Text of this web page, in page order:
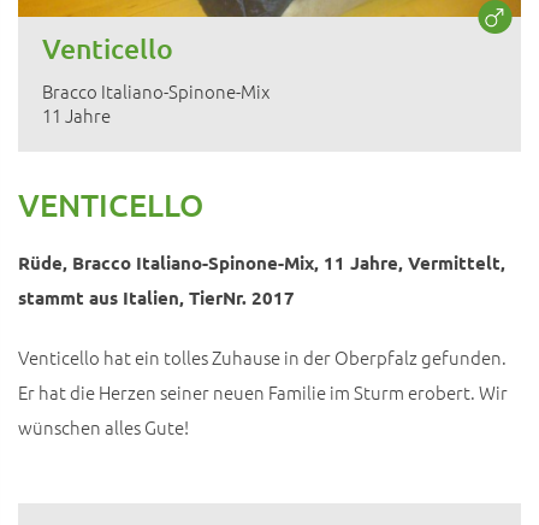
Venticello
Bracco Italiano-Spinone-Mix
11 Jahre
VENTICELLO
Rüde, Bracco Italiano-Spinone-Mix, 11 Jahre, Vermittelt,
stammt aus Italien, TierNr. 2017
Venticello hat ein tolles Zuhause in der Oberpfalz gefunden.
Er hat die Herzen seiner neuen Familie im Sturm erobert. Wir
wünschen alles Gute!